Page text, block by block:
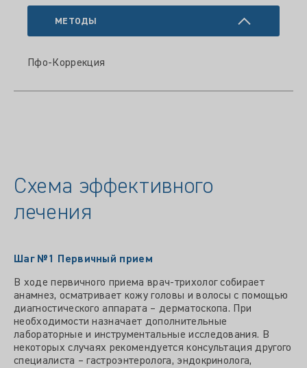
МЕТОДЫ
Пфо-Коррекция
Схема эффективного
лечения
Шаг №1 Первичный прием
В ходе первичного приема врач-трихолог собирает
анамнез, осматривает кожу головы и волосы с помощью
диагностического аппарата – дерматоскопа. При
необходимости назначает дополнительные
лабораторные и инструментальные исследования. В
некоторых случаях рекомендуется консультация другого
специалиста – гастроэнтеролога, эндокринолога,